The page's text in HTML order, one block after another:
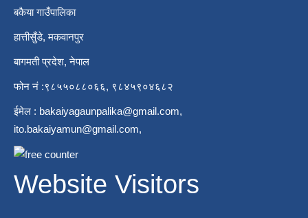
बकैया गाउँपालिका
हात्तीसुँडे, मकवानपुर
बागमती प्रदेश, नेपाल
फोन नं :९८५५०८८०६६, ९८४५९०४६८२
ईमेल : bakaiyagaunpalika@gmail.com,
ito.bakaiyamun@gmail.com,
Website Visitors